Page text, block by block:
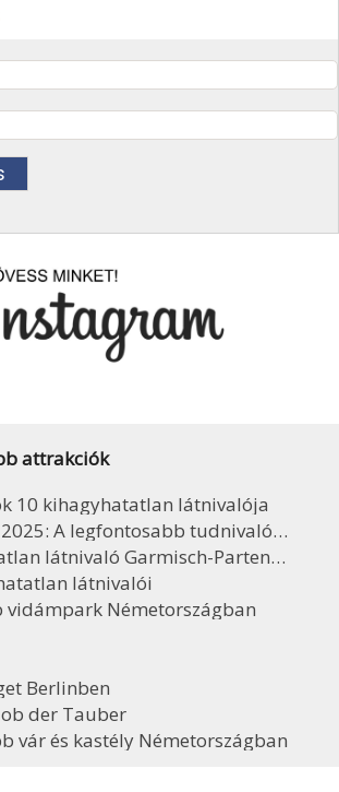
attrakciók
10 kihagyhatatlan látnivalója
A legfontosabb tudnivalók, sörök, árak
látnivaló Garmisch-Partenkirchenben
látnivalói
vidámpark Németországban
Berlinben
der Tauber
vár és kastély Németországban